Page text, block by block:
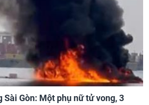
Sài Gòn: Một phụ nữ tử vong, 3